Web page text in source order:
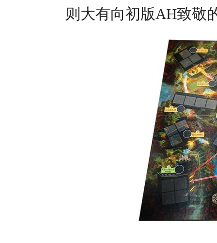
则大有向初版AH致敬